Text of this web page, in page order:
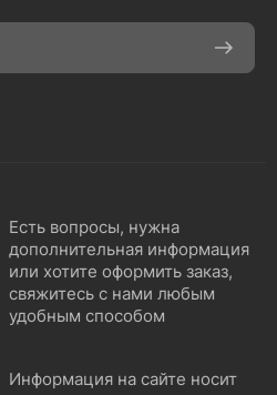
Есть вопросы, нужна
дополнительная информация
или хотите оформить заказ,
свяжитесь с нами любым
удобным способом
Информация на сайте носит